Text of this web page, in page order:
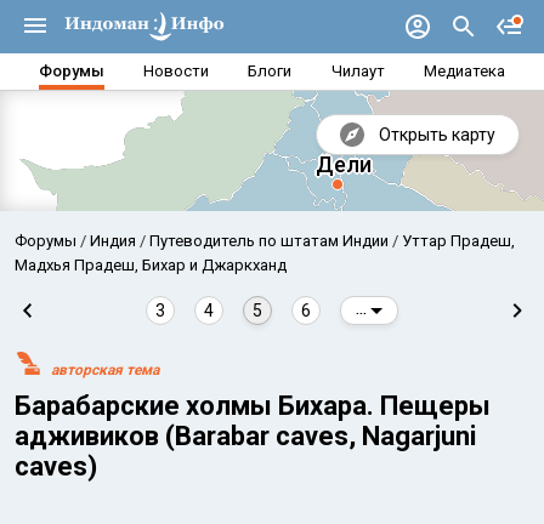
Форумы Новости Блоги Чилаут Медиатека
Открыть карту
Форумы Индия Путеводитель по штатам Индии
Уттар Прадеш,
Мадхья Прадеш, Бихар и Джаркханд
3 4 5 6
авторская тема
Барабарские холмы Бихара. Пещеры
адживиков (Barabar caves, Nagarjuni
caves)